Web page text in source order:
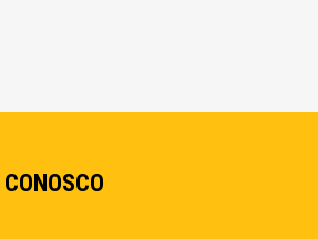
CONOSCO